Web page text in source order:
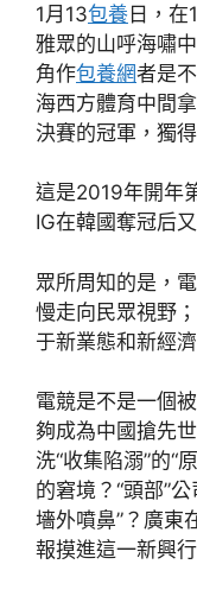
1月13包養日，在
雅眾的山呼海嘯
角作包養網者是
海西方體育中間
決賽的冠軍，獨
這是2019年開年
IG在韓國奪冠后
眾所周知的是，
慢走向民眾視野
于新業態和新經
電競是不是一個
夠成為中國搶先
洗“收集陷溺”的“
的窘境？“頭部”
墻外噴鼻”？廣東
報摸進這一新興